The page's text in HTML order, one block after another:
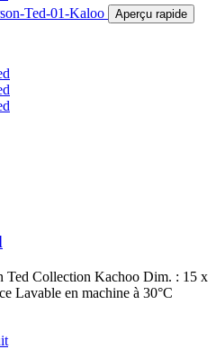
Aperçu rapide
Ted Collection Kachoo Dim. : 15 x
Lavable en machine à 30°C